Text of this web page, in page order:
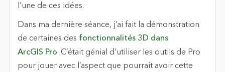
l’une de ces idées.
Dans ma dernière séance, j’ai fait la démonstration
de certaines des fonctionnalités 3D dans
ArcGIS Pro. C’était génial d’utiliser les outils de Pro
pour jouer avec l’aspect que pourrait avoir cette